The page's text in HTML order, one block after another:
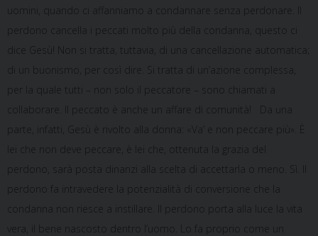
uomini, quando ci affanniamo a condannare senza perdonare. Il
perdono cancella i peccati molto più della condanna, questo ci
dice Gesù! Non si tratta, tuttavia, di una cancellazione automatica;
di un buonismo, per così dire. Si tratta di un’azione complessa,
per la quale tutti – non solo il peccatore – sono chiamati a
collaborare. Il peccato è anche un affare di comunità! Da una
parte, infatti, Gesù è rivolto alla donna: «Va’ e non peccare più». È
lei che non deve peccare, è lei che, ottenuta la grazia del
perdono, sarà posta dinanzi alla scelta di accettarla o meno. Sì. Il
perdono fa intravedere la potenzialità di conversione che la
condanna non riesce a instillare. Il perdono porta alla luce la vita
vera, il bene nascosto dentro l’uomo. Lo fa proprio come un